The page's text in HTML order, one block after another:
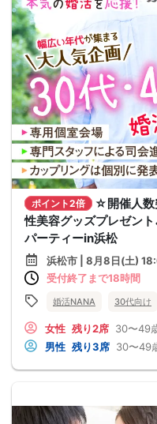
ポイント2倍
☆開催人数
性美容グッズプレゼン
パーティーin浜松
浜松市 | 8月8日(土)
受付終了まで18時間
婚活NANA 30代向け
女性 残り2席 30〜49
男性 残り3席 30〜49